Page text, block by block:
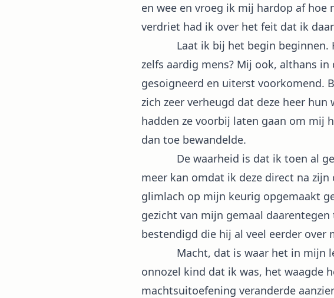
en wee en vroeg ik mij hardop af
verdriet had ik over het feit dat ik
Laat ik bij het begin beginnen.
zelfs aardig mens? Mij ook, althans
gesoigneerd en uiterst voorkomend.
zich zeer verheugd dat deze heer
hadden ze voorbij laten gaan om mij
dan toe bewandelde.
De waarheid is dat ik toen al
meer kan omdat ik deze direct na
glimlach op mijn keurig opgemaakt
gezicht van mijn gemaal
bestendigd die hij al veel eerder over
Macht, dat is waar het in mijn
onnozel kind dat ik was, het waagde
machtsuitoefening veranderde